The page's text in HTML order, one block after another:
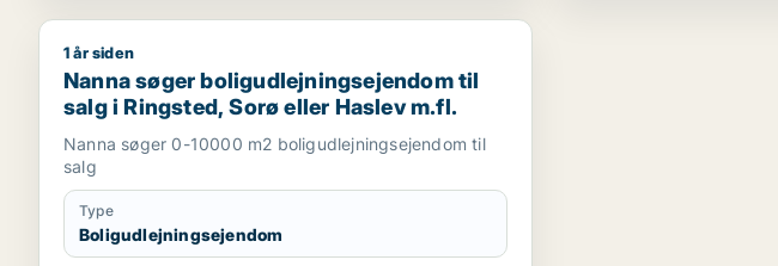
Nanna søger boligudlejningsejendom til salg i Ringsted, Sorø eller Haslev m.fl.
1 år siden
Nanna søger boligudlejningsejendom til
salg i Ringsted, Sorø eller Haslev m.fl.
Nanna søger 0-10000 m2 boligudlejningsejendom til
salg
Type
Boligudlejningsejendom